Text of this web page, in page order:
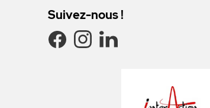
Suivez-nous !